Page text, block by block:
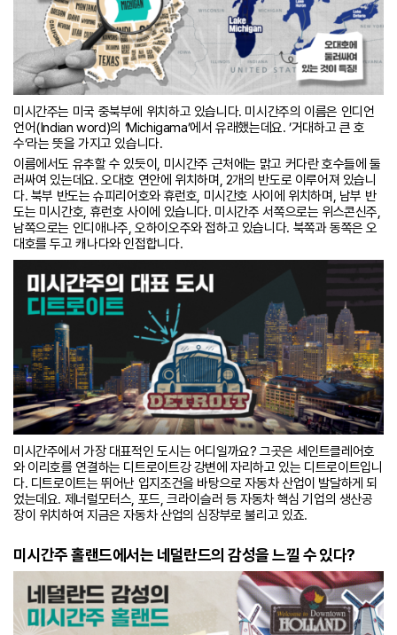
미시간주는 미국 중북부에 위치하고 있습니다. 미시간주의 이름은 인디언
언어(Indian word)의 ‘Michigama’에서 유래했는데요. ’거대하고 큰 호
수’라는 뜻을 가지고 있습니다.
이름에서도 유추할 수 있듯이, 미시간주 근처에는 맑고 커다란 호수들에 둘
러싸여 있는데요. 오대호 연안에 위치하며, 2개의 반도로 이루어져 있습니
다. 북부 반도는 슈피리어호와 휴런호, 미시간호 사이에 위치하며, 남부 반
도는 미시간호, 휴런호 사이에 있습니다. 미시간주 서쪽으로는 위스콘신주,
남쪽으로는 인디애나주, 오하이오주와 접하고 있습니다. 북쪽과 동쪽은 오
대호를 두고 캐나다와 인접합니다.
미시간주에서 가장 대표적인 도시는 어디일까요? 그곳은 세인트클레어호
와 이리호를 연결하는 디트로이트강 강변에 자리하고 있는 디트로이트입니
다. 디트로이트는 뛰어난 입지조건을 바탕으로 자동차 산업이 발달하게 되
었는데요. 제너럴모터스, 포드, 크라이슬러 등 자동차 핵심 기업의 생산공
장이 위치하여 지금은 자동차 산업의 심장부로 불리고 있죠.
미시간주 홀랜드에서는 네덜란드의 감성을 느낄 수 있다?